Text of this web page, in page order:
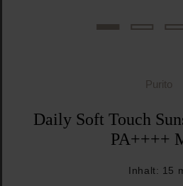
Purito
Daily Soft Touch
PA++++
Inhalt: 15